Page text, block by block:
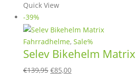
mehrere
Varianten
auf.
Quick View
-39%
Fahrradhelme, Sale%
Selev Bikehelm Matrix
€139,95 Ursprünglicher
€85,00Aktueller